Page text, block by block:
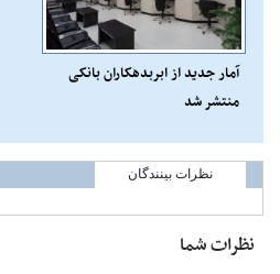
آمار جدید از ابربدهکاران بانکی
منتشر شد
نظرات بینندگان
نظرات شما